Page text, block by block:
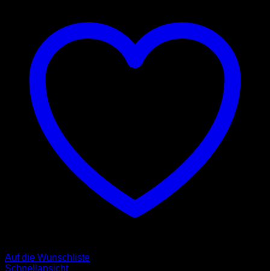
Auf die Wunschliste
Schnellansicht